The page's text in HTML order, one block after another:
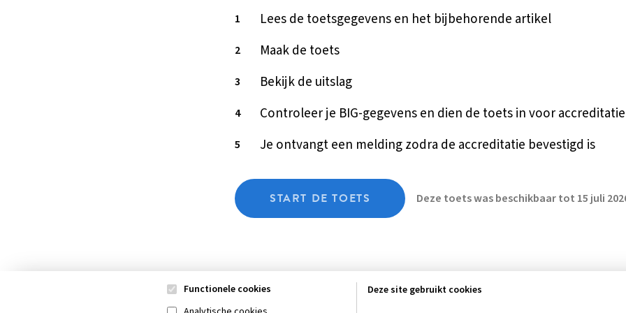
Lees de toetsgegevens en het bijbehorende artikel
Maak de toets
Bekijk de uitslag
Controleer je BIG-gegevens en dien de toets in voor accreditatie
Je ontvangt een melding zodra de accreditatie bevestigd is
START DE TOETS Deze toets was beschikbaar tot 15 juli
Deze site gebruikt cookies
Functionele cookies